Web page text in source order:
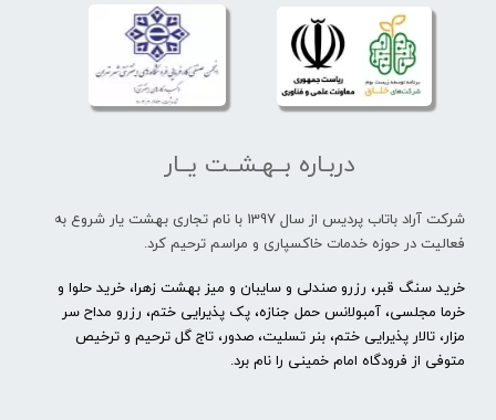
دربـاره بــهـشــت یــار
شرکت آراد باتاب پردیس از سال 1397 با نام تجاری بهشت یار شروع به
فعالیت در حوزه خدمات خاکسپاری و مراسم ترحیم کرد.
خرید سنگ قبر، رزرو صندلی و سایبان و میز بهشت زهرا، خرید حلوا و
خرما مجلسی، آمبولانس حمل جنازه، پک پذیرایی ختم، رزرو مداح سر
مزار، تالار پذیرایی ختم، بنر تسلیت، صدور، تاج گل ترحیم و ترخیص
متوفی از فرودگاه امام خمینی را نام برد.